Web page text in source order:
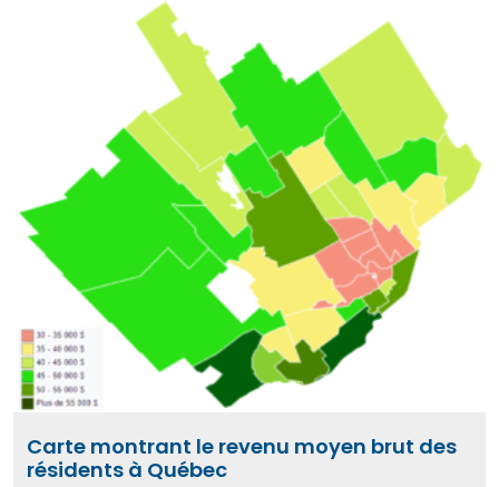
Carte montrant le revenu moyen brut des
résidents à Québec